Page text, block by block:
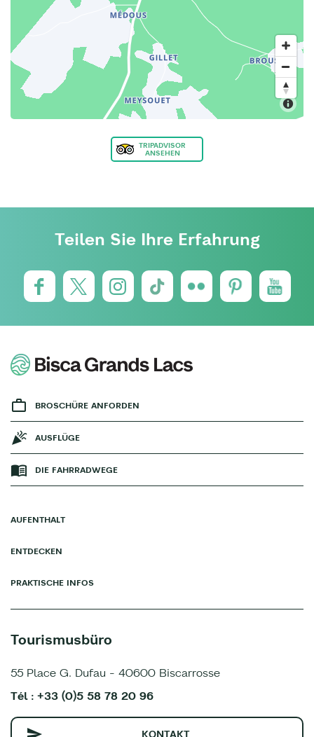
TRIPADVISOR
ANSEHEN
Teilen Sie Ihre Erfahrung
BROSCHÜRE ANFORDEN
AUSFLÜGE
DIE FAHRRADWEGE
AUFENTHALT
ENTDECKEN
PRAKTISCHE INFOS
Tourismusbüro
55 Place G. Dufau - 40600 Biscarrosse
Tél : +33 (0)5 58 78 20 96
KONTAKT